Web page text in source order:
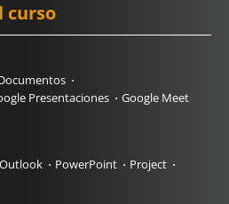
curso
Presentaciones Google Meet
Outlook PowerPoint
Project